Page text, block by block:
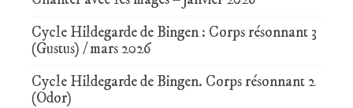
Cycle Hildegarde de Bingen : Corps résonnant 3
(Gustus) / mars 2026
Cycle Hildegarde de Bingen. Corps résonnant 2
(Odor)